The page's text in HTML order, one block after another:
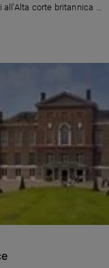
all'Alta corte britannica e
Giovedì sera, 12